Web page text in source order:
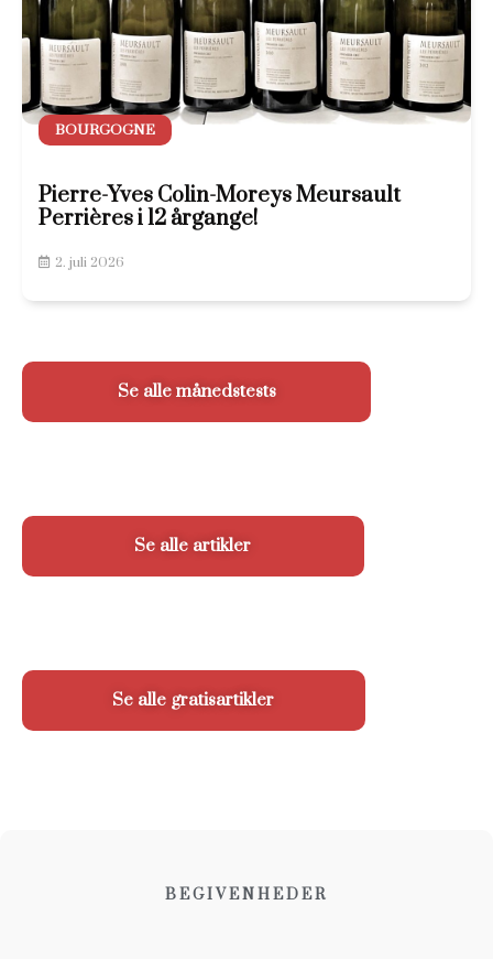
BOURGOGNE
Pierre-Yves Colin-Moreys Meursault
Perrières i 12 årgange!
2. juli 2026
Se alle månedstests
Se alle artikler
Se alle gratisartikler
BEGIVENHEDER